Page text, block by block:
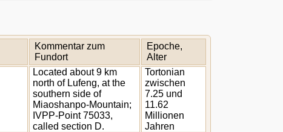
Kommentar zum
Fundort
Epoche,
Alter
Located about 9 km
north of Lufeng, at the
southern side of
Miaoshanpo-Mountain;
IVPP-Point 75033,
called section D.
Tortonian
zwischen
7.25 und
11.62
Millionen
Jahren